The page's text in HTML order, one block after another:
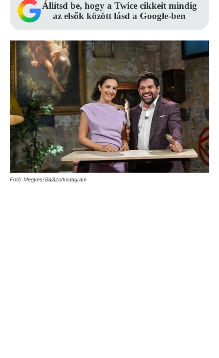
Állítsd be, hogy a Twice cikkeit mindig
az elsők között lásd a Google-ben
Fotó: Megyesi Balázs/Instagram